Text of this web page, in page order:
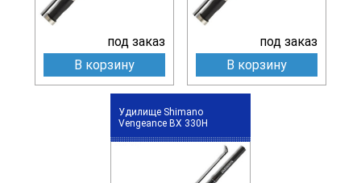
под заказ
В корзину
под заказ
В корзину
Удилище Shimano
Vengeance BX 330H